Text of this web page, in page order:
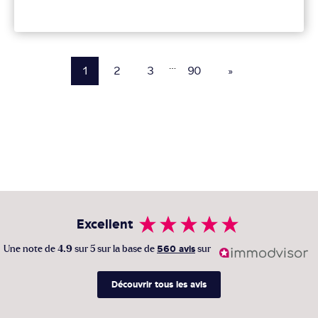
1 2 3 90 »
Excellent
Une note de 4.9 sur 5 sur la base de 560 avis sur
Découvrir tous les avis